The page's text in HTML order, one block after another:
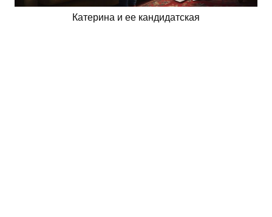
Катерина и ее кандидатская